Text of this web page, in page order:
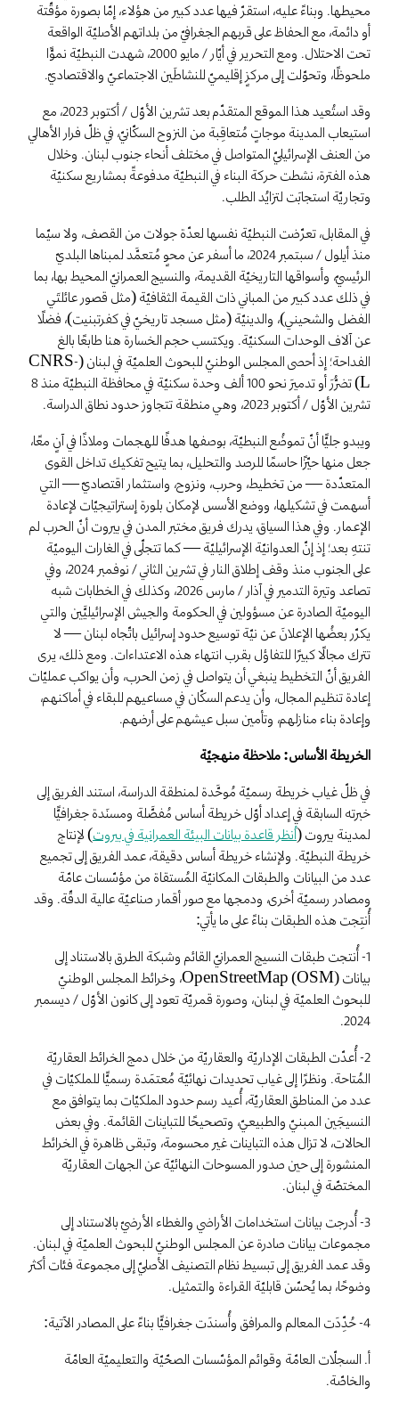
محيطها. وبناءً عليه، استقرّ فيها عدد كبير من هؤلاء، إمّا بصورة مؤقّتة
أو دائمة، مع الحفاظ على قربهم الجغرافيّ من بلداتهم الأصليّة الواقعة
تحت الاحتلال. ومع التحرير في أيّار / مايو 2000، شهدت النبطيّة نموًّا
ملحوظًا، وتحوّلت إلى مركزٍ إقليميّ للنشاطَين الاجتماعيّ والاقتصاديّ.
وقد استُعيد هذا الموقع المتقدّم بعد تشرين الأوّل / أكتوبر 2023، مع
استيعاب المدينة موجاتٍ مُتعاقِبة من النزوح السكّانيّ، في ظلّ فرار الأهالي
من العنف الإسرائيليّ المتواصل في مختلف أنحاء جنوب لبنان. وخلال
هذه الفترة، نشطت حركة البناء في النبطيّة مدفوعةً بمشاريع سكنيّة
وتجاريّة استجابَت لتزايُد الطلب.
في المقابل، تعرّضت النبطيّة نفسها لعدّة جولات من القصف، ولا سيّما
منذ أيلول / سبتمبر 2024، ما أسفر عن محوٍ مُتعمَّد لمبناها البلديّ
الرئيسيّ، وأسواقها التاريخيّة القديمة، والنسيج العمرانيّ المحيط بها، بما
في ذلك عدد كبير من المباني ذات القيمة الثقافيّة (مثل قصور عائلتَي
الفضل والشحيني)، والدينيّة (مثل مسجد تاريخيّ في كفرتبنيت)، فضلًا
عن آلاف الوحدات السكنيّة. ويكتسب حجم الخسارة هنا طابعًا بالغ
الفداحة؛ إذ أحصى المجلس الوطنيّ للبحوث العلميّة في لبنان (CNRS-
L) تضرُّرَ أو تدميرَ نحو 100 ألف وحدة سكنيّة في محافظة النبطيّة منذ 8
تشرين الأوّل / أكتوبر 2023، وهي منطقة تتجاوز حدود نطاق الدراسة.
ويبدو جليًّا أنّ تموضُع النبطيّة، بوصفها هدفًا للهجمات وملاذًا في آنٍ معًا،
جعل منها حيّزًا حاسمًا للرصد والتحليل، بما يتيح تفكيك تداخل القوى
المتعدّدة — من تخطيط، وحرب، ونزوح، واستثمار اقتصاديّ — التي
أسهمت في تشكيلها، ووضع الأسس لإمكان بلورة إستراتيجيّات لإعادة
الإعمار. وفي هذا السياق، يدرك فريق مختبر المدن في بيروت أنّ الحرب لم
تنتهِ بعد؛ إذ إنّ العدوانيّة الإسرائيليّة — كما تتجلّى في الغارات اليوميّة
على الجنوب منذ وقف إطلاق النار في تشرين الثاني / نوفمبر 2024، وفي
تصاعد وتيرة التدمير في آذار / مارس 2026، وكذلك في الخطابات شبه
اليوميّة الصادرة عن مسؤولين في الحكومة والجيش الإسرائيليَّين والتي
يكرّر بعضُها الإعلانَ عن نيّة توسيع حدود إسرائيل باتّجاه لبنان — لا
تترك مجالًا كبيرًا للتفاؤل بقرب انتهاء هذه الاعتداءات. ومع ذلك، يرى
الفريق أنّ التخطيط ينبغي أن يتواصل في زمن الحرب، وأن يواكب عمليّات
إعادة تنظيم المجال، وأن يدعم السكّان في مساعيهم للبقاء في أماكنهم،
وإعادة بناء منازلهم، وتأمين سبل عيشهم على أرضهم.
الخريطة الأساس: ملاحظة منهجيّة
في ظلّ غياب خريطة رسميّة مُوحَّدة لمنطقة الدراسة، استند الفريق إلى
خبرته السابقة في إعداد أوّل خريطة أساس مُفصَّلة ومسنَدة جغرافيًّا
لمدينة بيروت (اُنظر قاعدة بيانات البيئة العمرانية في بيروت) لإنتاج
خريطة النبطيّة. ولإنشاء خريطة أساس دقيقة، عمد الفريق إلى تجميع
عدد من البيانات والطبقات المكانيّة المُستقاة من مؤسّسات عامّة
ومصادر رسميّة أخرى، ودمجها مع صور أقمار صناعيّة عالية الدقّة. وقد
أُنتِجت هذه الطبقات بناءً على ما يأتي:
1- أُنتجت طبقات النسيج العمرانيّ القائم وشبكة الطرق بالاستناد إلى
بيانات OpenStreetMap (OSM)، وخرائط المجلس الوطنيّ
للبحوث العلميّة في لبنان، وصورة قمريّة تعود إلى كانون الأوّل / ديسمبر
2024.
2- أُعدّت الطبقات الإداريّة والعقاريّة من خلال دمج الخرائط العقاريّة
المُتاحة. ونظرًا إلى غياب تحديدات نهائيّة مُعتمَدة رسميًّا للملكيّات في
عدد من المناطق العقاريّة، أُعيد رسم حدود الملكيّات بما يتوافق مع
النسيجَين المبنيّ والطبيعيّ، وتصحيحًا للتباينات القائمة. وفي بعض
الحالات، لا تزال هذه التباينات غير محسومة، وتبقى ظاهرة في الخرائط
المنشورة إلى حين صدور المسوحات النهائيّة عن الجهات العقاريّة
المختصّة في لبنان.
3- أُدرجت بيانات استخدامات الأراضي والغطاء الأرضيّ بالاستناد إلى
مجموعات بيانات صادرة عن المجلس الوطنيّ للبحوث العلميّة في لبنان.
وقد عمد الفريق إلى تبسيط نظام التصنيف الأصليّ إلى مجموعة فئات أكثر
وضوحًا، بما يُحسّن قابليّة القراءة والتمثيل.
4- حُدِّدَت المعالم والمرافق وأُسندَت جغرافيًّا بناءً على المصادر الآتية:
أ. السجلّات العامّة وقوائم المؤسّسات الصحّيّة والتعليميّة العامّة
والخاصّة.